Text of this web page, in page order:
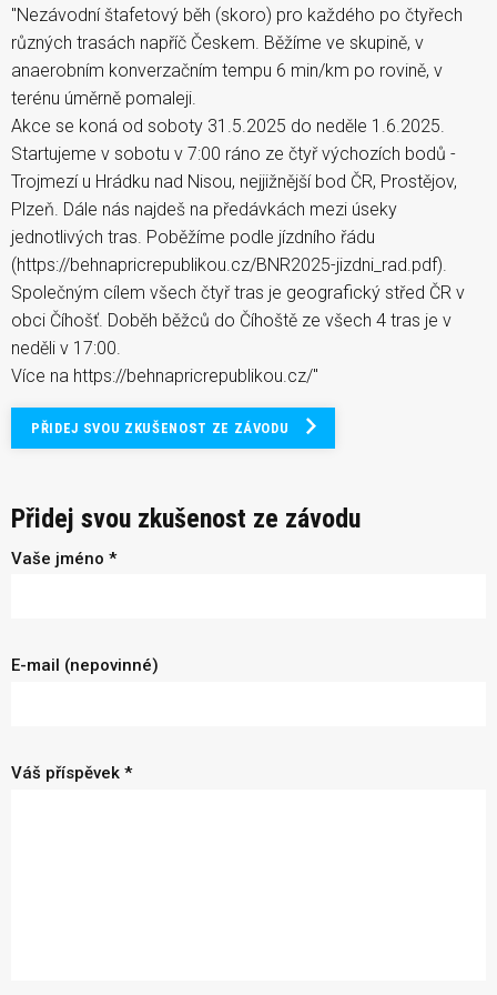
"Nezávodní štafetový běh (skoro) pro každého po čtyřech
různých trasách napříč Českem. Běžíme ve skupině, v
anaerobním konverzačním tempu 6 min/km po rovině, v
terénu úměrně pomaleji.
Akce se koná od soboty 31.5.2025 do neděle 1.6.2025.
Startujeme v sobotu v 7:00 ráno ze čtyř výchozích bodů -
Trojmezí u Hrádku nad Nisou, nejjižnější bod ČR, Prostějov,
Plzeň. Dále nás najdeš na předávkách mezi úseky
jednotlivých tras. Poběžíme podle jízdního řádu
(https://behnapricrepublikou.cz/BNR2025-jizdni_rad.pdf).
Společným cílem všech čtyř tras je geografický střed ČR v
obci Číhošť. Doběh běžců do Číhoště ze všech 4 tras je v
neděli v 17:00.
Více na https://behnapricrepublikou.cz/"
PŘIDEJ SVOU ZKUŠENOST ZE ZÁVODU
Přidej svou zkušenost ze závodu
Vaše jméno *
E-mail (nepovinné)
Váš příspěvek *